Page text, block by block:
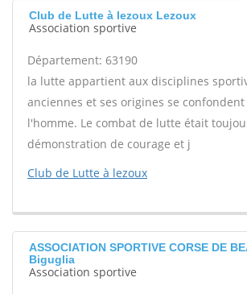
Club de Lutte à lezoux Lezoux
Association sportive
Département: 63190
la lutte appartient aux disciplines
anciennes et ses origines se confondent
l'homme. Le combat de lutte était
démonstration de courage et j
Club de Lutte à lezoux
ASSOCIATION SPORTIVE CORSE DE
Biguglia
Association sportive